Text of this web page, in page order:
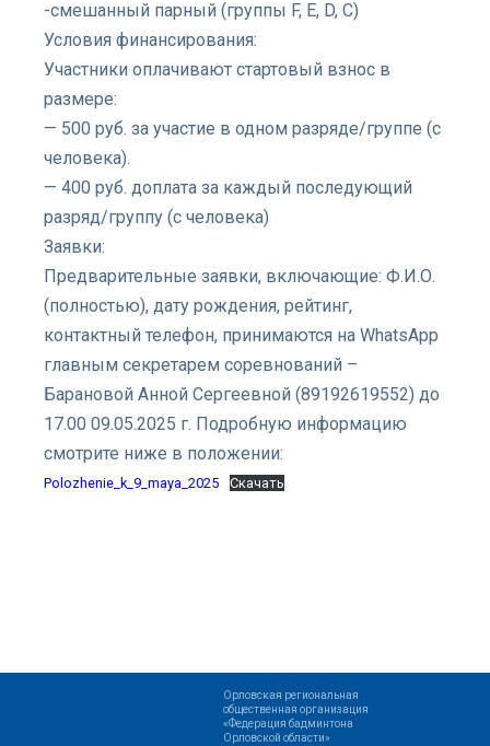
-смешанный парный (группы F, Е, D, C)
Условия финансирования:
Участники оплачивают стартовый взнос в
размере:
— 500 руб. за участие в одном разряде/группе (с
человека).
— 400 руб. доплата за каждый последующий
разряд/группу (с человека)
Заявки:
Предварительные заявки, включающие: Ф.И.О.
(полностью), дату рождения, рейтинг,
контактный телефон, принимаются на WhatsApp
главным секретарем соревнований –
Барановой Анной Сергеевной (89192619552) до
17.00 09.05.2025 г. Подробную информацию
смотрите ниже в положении:
Polozhenie_k_9_maya_2025 Скачать
Орловская региональная
общественная организация
«Федерация бадминтона
Орловской области»